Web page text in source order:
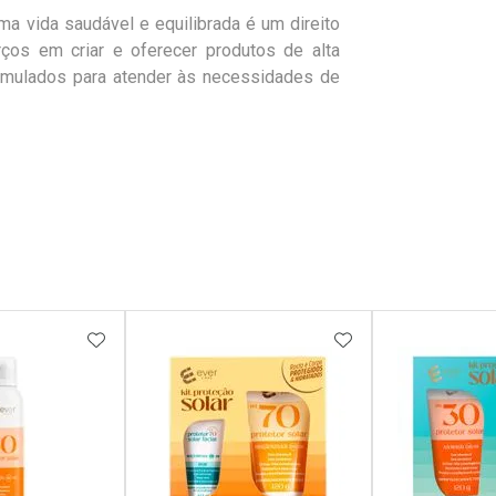
vida saudável e equilibrada é um direito
em criar e oferecer produtos de alta
para atender às necessidades de
ADICIONAR AOS FAVORITOSADICIONAR AOS